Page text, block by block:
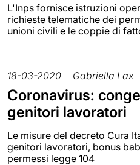
L'Inps fornisce istruzioni
richieste telematiche dei
unioni civili e le coppie di
18-03-2020 Gabriella Lax
Coronavirus:
genitori lavoratori
Le misure del decreto Cura
genitori lavoratori, bonus
permessi legge 104